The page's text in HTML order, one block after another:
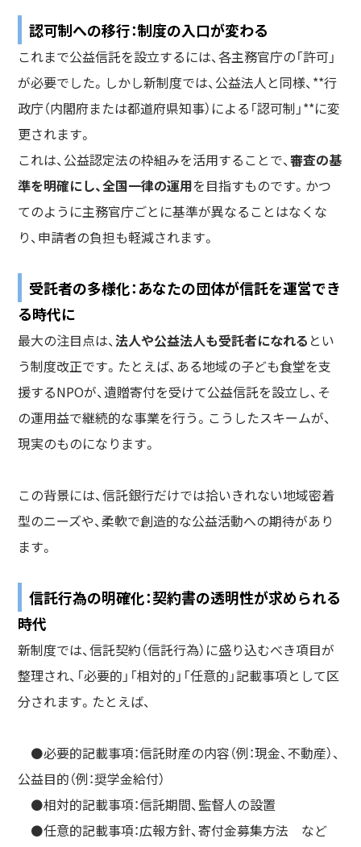
認可制への移行：制度の入口が変わる
これまで公益信託を設立するには、各主務官庁の「許可」
が必要でした。しかし新制度では、公益法人と同様、**行
政庁（内閣府または都道府県知事）による「認可制」**に変
更されます。
これは、公益認定法の枠組みを活用することで、審査の基
準を明確にし、全国一律の運用を目指すものです。かつ
てのように主務官庁ごとに基準が異なることはなくな
り、申請者の負担も軽減されます。
受託者の多様化：あなたの団体が信託を運営でき
る時代に
最大の注目点は、法人や公益法人も受託者になれる とい
う制度改正です。たとえば、ある地域の子ども食堂を支
援するNPOが、遺贈寄付を受けて公益信託を設立し、そ
の運用益で継続的な事業を行う。こうしたスキームが、
現実のものになります。
この背景には、信託銀行だけでは拾いきれない地域密着
型のニーズや、柔軟で創造的な公益活動への期待があり
ます。
信託行為の明確化：契約書の透明性が求められる
時代
新制度では、信託契約（信託行為）に盛り込むべき項目が
整理され、「必要的」「相対的」「任意的」記載事項として区
分されます。たとえば、
⚫️必要的記載事項：信託財産の内容（例：現金、不動産）、
公益目的（例：奨学金給付）
⚫️相対的記載事項：信託期間、監督人の設置
⚫️任意的記載事項：広報方針、寄付金募集方法 など